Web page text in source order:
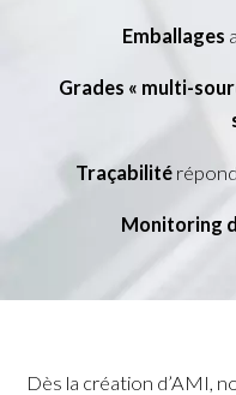
Emballages
Grades « multi-
Traçabilité
Monitoring
Dès la création d’AMI,